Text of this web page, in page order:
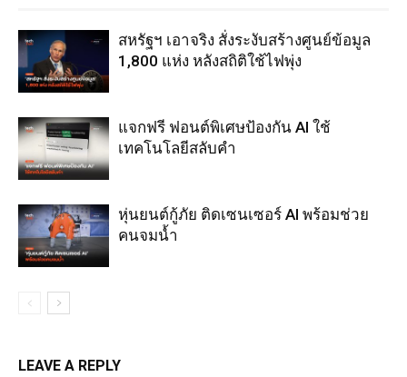
สหรัฐฯ เอาจริง สั่งระงับสร้างศูนย์ข้อมูล
1,800 แห่ง หลังสถิติใช้ไฟพุ่ง
แจกฟรี ฟอนต์พิเศษป้องกัน AI ใช้
เทคโนโลยีสลับคำ
หุ่นยนต์กู้ภัย ติดเซนเซอร์ AI พร้อมช่วย
คนจมน้ำ
LEAVE A REPLY